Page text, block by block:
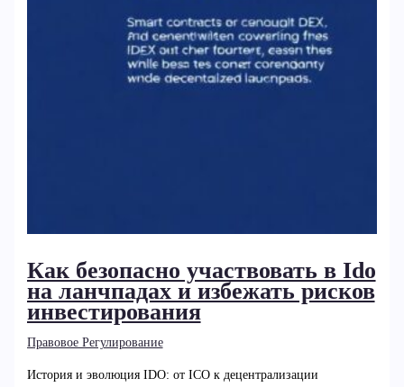
Как безопасно участвовать в Ido
на ланчпадах и избежать рисков
инвестирования
Правовое Регулирование
История и эволюция IDO: от ICO к децентрализации